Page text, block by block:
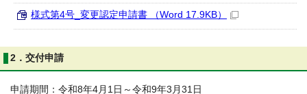
様式第4号_変更認定申請書 （Word 17.9KB）
2．交付申請
申請期間：令和8年4月1日～令和9年3月31日